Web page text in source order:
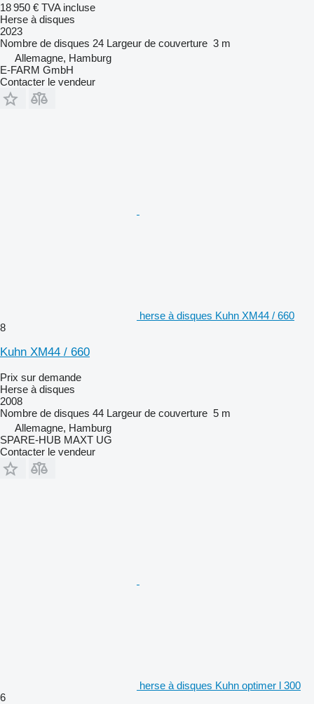
18 950 € TVA incluse
Herse à disques
2023
Nombre de disques 24 Largeur de couverture 3 m
Allemagne, Hamburg
E-FARM GmbH
Contacter le vendeur
herse à disques Kuhn XM44 / 660
8
Kuhn XM44 / 660
Prix sur demande
Herse à disques
2008
Nombre de disques 44 Largeur de couverture 5 m
Allemagne, Hamburg
SPARE-HUB MAXT UG
Contacter le vendeur
herse à disques Kuhn optimer l 300
6